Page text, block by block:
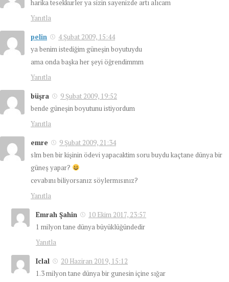
harika tesekkurler ya sizin sayenizde artı alıcam
Yanıtla
pelin
4 Şubat 2009, 15:44
ya benim istediğim güneşin boyutuydu
ama onda başka her şeyi öğrendimmm
Yanıtla
büşra
9 Şubat 2009, 19:52
bende güneşin boyutunu istiyordum
Yanıtla
emre
9 Şubat 2009, 21:34
slm ben bir kişinin ödevi yapacaktim soru buydu kaçtane dünya bir
güneş yapar?
cevabını biliyorsanız söylermısınız?
Yanıtla
Emrah Şahin
10 Ekim 2017, 23:57
1 milyon tane dünya büyüklüğündedir
Yanıtla
Iclal
20 Haziran 2019, 15:12
1.3 milyon tane dünya bir gunesin içine sığar